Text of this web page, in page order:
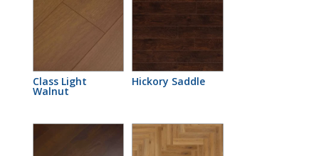
Class Light
Walnut
Hickory Saddle